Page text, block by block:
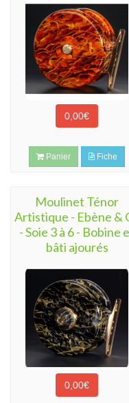
0,00€
Panier Fiche
Moulinet Ténor
Artistique - Ebène &
- Soie 3 à 6 - Bobine
bâti ajourés
0,00€